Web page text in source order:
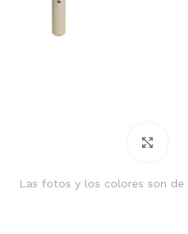
Las fotos y los colores son de